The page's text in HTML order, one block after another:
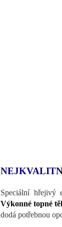
Speciální
Výkonné topné
dodá potřebnou